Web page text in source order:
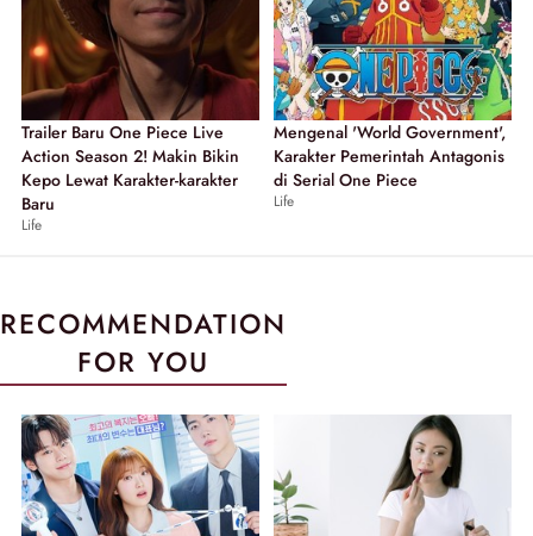
Trailer Baru One Piece Live
Action Season 2! Makin Bikin
Kepo Lewat Karakter-karakter
Baru
Life
Mengenal 'World Government',
Karakter Pemerintah Antagonis
di Serial One Piece
Life
RECOMMENDATION
FOR YOU